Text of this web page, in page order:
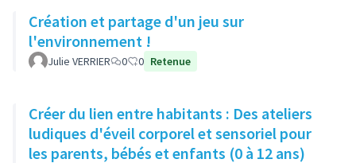
Création et partage d'un jeu sur
l'environnement !
Julie VERRIER 0 0 Retenue
Créer du lien entre habitants : Des ateliers
ludiques d'éveil corporel et sensoriel pour
les parents, bébés et enfants (0 à 12 ans)